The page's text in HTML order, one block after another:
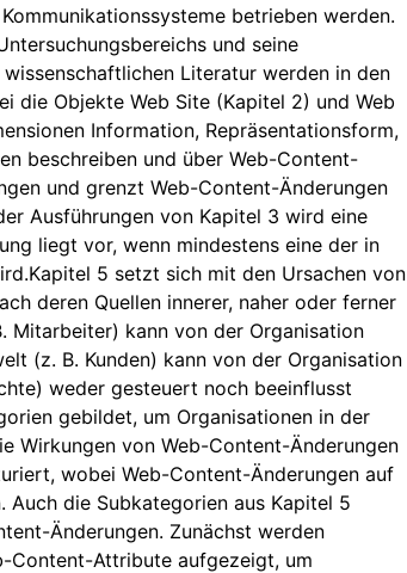
betrieben werden.
und seine
Literatur werden in den
die Objekte Web Site (Kapitel 2) und Web
Information, Repräsentationsform,
beschreiben und über Web-Content-
und grenzt Web-Content-Änderungen
Ausführungen von Kapitel 3 wird eine
liegt vor, wenn mindestens eine der in
5 setzt sich mit den Ursachen von
deren Quellen innerer, naher oder ferner
Mitarbeiter) kann von der Organisation
(z. B. Kunden) kann von der Organisation
weder gesteuert noch beeinflusst
gebildet, um Organisationen in der
Wirkungen von Web-Content-Änderungen
wobei Web-Content-Änderungen auf
die Subkategorien aus Kapitel 5
Änderungen. Zunächst werden
Content-Attribute aufgezeigt, um